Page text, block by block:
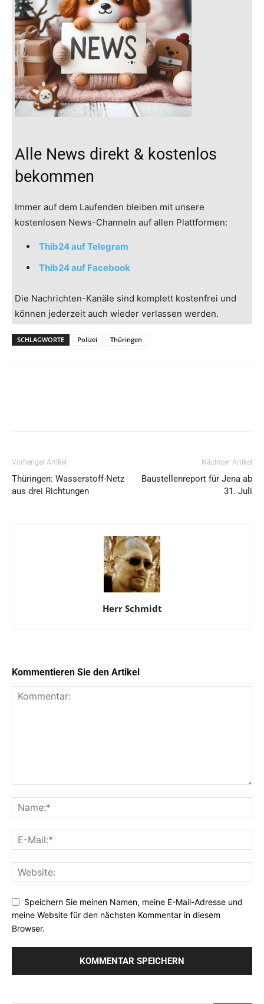
Alle News direkt & kostenlos
bekommen
Immer auf dem Laufenden bleiben mit unsere
kostenlosen News-Channeln auf allen Plattformen:
Thib24 auf Telegram
Thib24 auf Facebook
Die Nachrichten-Kanäle sind komplett kostenfrei und
können jederzeit auch wieder verlassen werden.
SCHLAGWORTE Polizei Thüringen
Vorheriger Artikel
Thüringen: Wasserstoff-Netz
aus drei Richtungen
Nächster Artikel
Baustellenreport für Jena ab
31. Juli
Herr Schmidt
Kommentieren Sie den Artikel
Speichern Sie meinen Namen, meine E-Mail-Adresse und
meine Website für den nächsten Kommentar in diesem
Browser.